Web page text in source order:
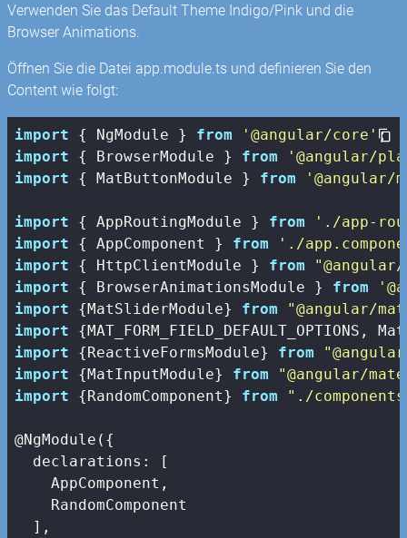
Verwenden Sie das Default Theme Indigo/Pink und die
Browser Animations.
Öffnen Sie die Datei app.module.ts und definieren Sie den
Content wie folgt:
import { NgModule } from '@angular/core'
;
import { BrowserModule } from
'@angular/
import { MatButtonModule } from
import { AppRoutingModule } from
'./app-
import { AppComponent } from
'./
import { HttpClientModule } from
import { BrowserAnimationsModule } from
import {MatSliderModule} from
"@angular/
import {MAT_FORM_FIELD_DEFAULT_OPTIONS,
import {ReactiveFormsModule} from
import {MatInputModule} from
"@angular/
import {RandomComponent} from "./
@NgModule({
declarations : [
    AppComponent,
    RandomComponent
  ],